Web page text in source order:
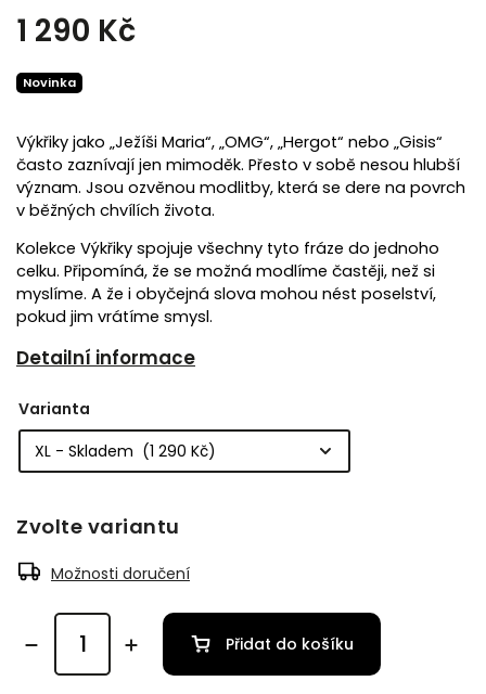
1 290 Kč
Výkřiky jako „Ježíši Maria“, „OMG“, „Hergot“ nebo „Gisis“
často zaznívají jen mimoděk. Přesto v sobě nesou hlubší
význam. Jsou ozvěnou modlitby, která se dere na povrch
v běžných chvílích života.
Kolekce Výkřiky spojuje všechny tyto fráze do jednoho
celku. Připomíná, že se možná modlíme častěji, než si
myslíme. A že i obyčejná slova mohou nést poselství,
pokud jim vrátíme smysl.
Detailní informace
Novinka
Varianta
Zvolte variantu
Možnosti doručení
Přidat do košíku